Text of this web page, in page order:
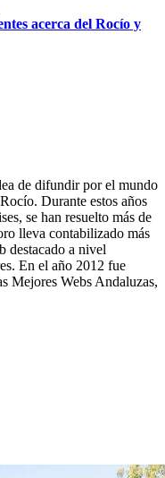
acerca del Rocío y
de difundir por el mundo
Durante estos años
se han resuelto más de
lleva contabilizado más
destacado a nivel
En el año 2012 fue
Mejores Webs Andaluzas,